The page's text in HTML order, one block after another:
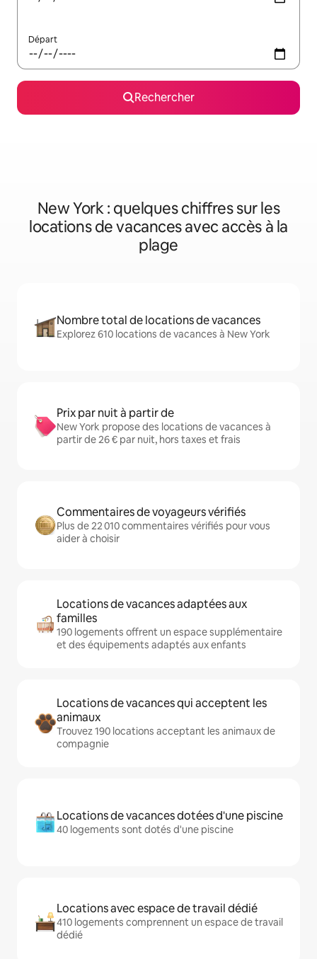
Départ
Rechercher
New York : quelques chiffres sur les
locations de vacances avec accès à la
plage
Nombre total de locations de vacances
Explorez 610 locations de vacances à New York
Prix par nuit à partir de
New York propose des locations de vacances à
partir de 26 € par nuit, hors taxes et frais
Commentaires de voyageurs vérifiés
Plus de 22 010 commentaires vérifiés pour vous
aider à choisir
Locations de vacances adaptées aux
familles
190 logements offrent un espace supplémentaire
et des équipements adaptés aux enfants
Locations de vacances qui acceptent les
animaux
Trouvez 190 locations acceptant les animaux de
compagnie
Locations de vacances dotées d'une piscine
40 logements sont dotés d'une piscine
Locations avec espace de travail dédié
410 logements comprennent un espace de travail
dédié